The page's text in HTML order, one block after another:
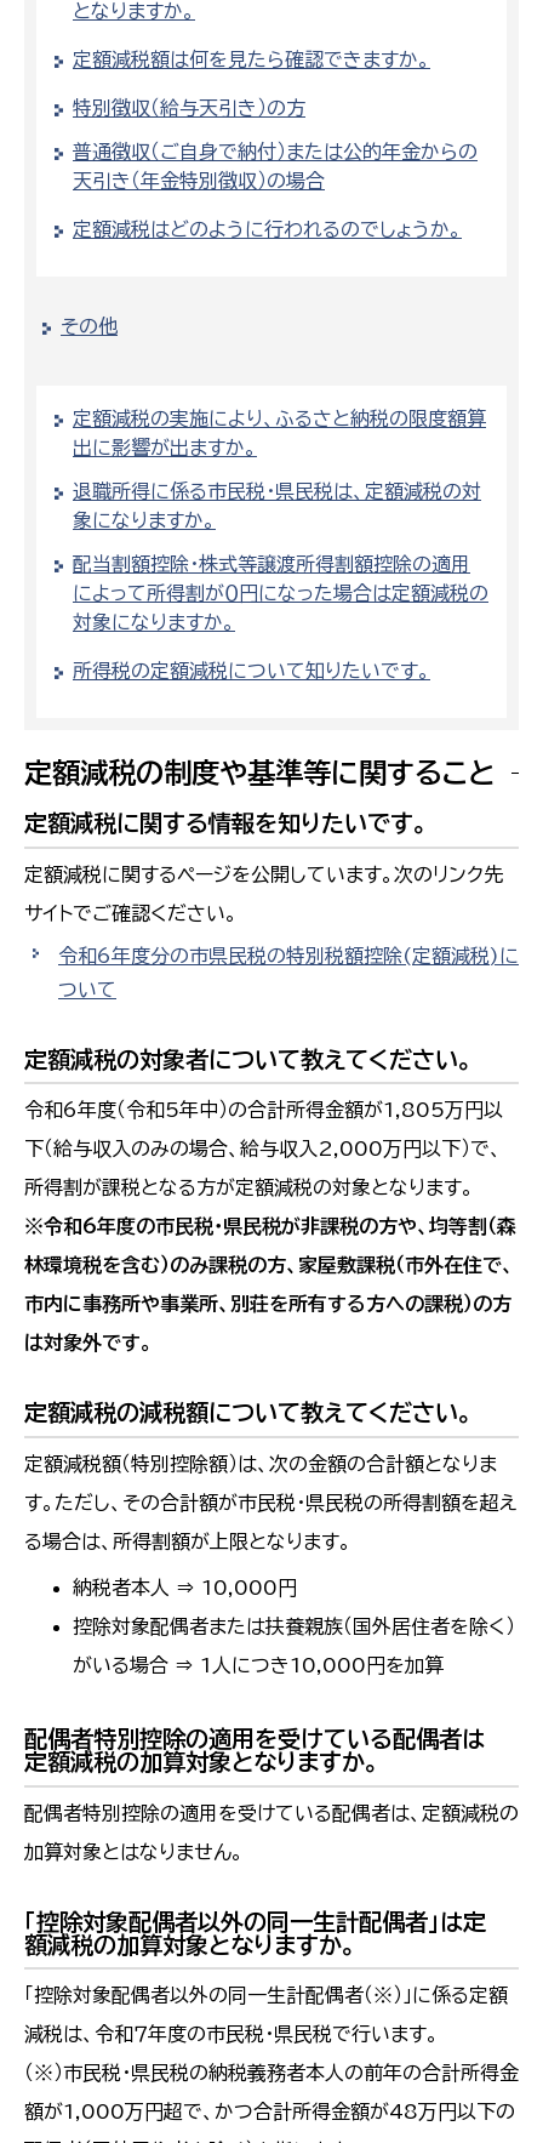
となりますか。
定額減税額は何を見たら確認できますか。
特別徴収（給与天引き）の方
普通徴収（ご自身で納付）または公的年金からの
天引き（年金特別徴収）の場合
定額減税はどのように行われるのでしょうか。
その他
定額減税の実施により、ふるさと納税の限度額算
出に影響が出ますか。
退職所得に係る市民税・県民税は、定額減税の対
象になりますか。
配当割額控除・株式等譲渡所得割額控除の適用
によって所得割が０円になった場合は定額減税の
対象になりますか。
所得税の定額減税について知りたいです。
定額減税の制度や基準等に関すること
定額減税に関する情報を知りたいです。
定額減税に関するページを公開しています。次のリンク先
サイトでご確認ください。
令和6年度分の市県民税の特別税額控除(定額減税)に
ついて
定額減税の対象者について教えてください。
令和6年度（令和5年中）の合計所得金額が1,805万円以
下（給与収入のみの場合、給与収入2,000万円以下）で、
所得割が課税となる方が定額減税の対象となります。
※令和6年度の市民税・県民税が非課税の方や、均等割（森
林環境税を含む）のみ課税の方、家屋敷課税（市外在住で、
市内に事務所や事業所、別荘を所有する方への課税）の方
は対象外です。
定額減税の減税額について教えてください。
定額減税額（特別控除額）は、次の金額の合計額となりま
す。ただし、その合計額が市民税・県民税の所得割額を超え
る場合は、所得割額が上限となります。
納税者本人 ⇒ 10,000円
控除対象配偶者または扶養親族（国外居住者を除く）
がいる場合 ⇒ 1人につき10,000円を加算
配偶者特別控除の適用を受けている配偶者は
定額減税の加算対象となりますか。
配偶者特別控除の適用を受けている配偶者は、定額減税の
加算対象とはなりません。
「控除対象配偶者以外の同一生計配偶者」は定
額減税の加算対象となりますか。
「控除対象配偶者以外の同一生計配偶者（※）」に係る定額
減税は、令和７年度の市民税・県民税で行います。
（※）市民税・県民税の納税義務者本人の前年の合計所得金
額が1,000万円超で、かつ合計所得金額が48万円以下の